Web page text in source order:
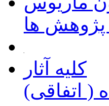
پژوهش ها
کلیه آثار
( اتفاقی)